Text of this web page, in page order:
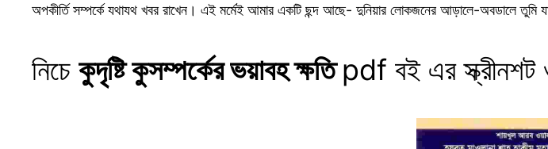
অপকীর্তি সম্পর্কে যথাযথ খবর রাখেন। এই মর্মেই আমার একটি ছন্দ আছে- দুনিয়ার লোকজনের আড়ালে-অবডালে
নিচে কুদৃষ্টি কুসম্পর্কের ভয়াবহ ক্ষতি pdf বই এর স্ক্রীনশট